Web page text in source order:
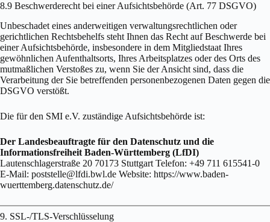
8.9 Beschwerderecht bei einer Aufsichtsbehörde (Art. 77 DSGVO)
Unbeschadet eines anderweitigen verwaltungsrechtlichen oder
gerichtlichen Rechtsbehelfs steht Ihnen das Recht auf Beschwerde bei
einer Aufsichtsbehörde, insbesondere in dem Mitgliedstaat Ihres
gewöhnlichen Aufenthaltsorts, Ihres Arbeitsplatzes oder des Orts des
mutmaßlichen Verstoßes zu, wenn Sie der Ansicht sind, dass die
Verarbeitung der Sie betreffenden personenbezogenen Daten gegen die
DSGVO verstößt.
Die für den SMI e.V. zuständige Aufsichtsbehörde ist:
Der Landesbeauftragte für den Datenschutz und die
Informationsfreiheit Baden-Württemberg (LfDI)
Lautenschlagerstraße 20 70173 Stuttgart Telefon: +49 711 615541-0
E-Mail: poststelle@lfdi.bwl.de Website: https://www.baden-
wuerttemberg.datenschutz.de/
9. SSL-/TLS-Verschlüsselung